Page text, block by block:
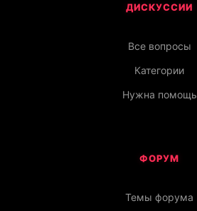
ДИСКУССИИ
Все вопросы
Категории
Нужна помощь
ФОРУМ
Темы форума